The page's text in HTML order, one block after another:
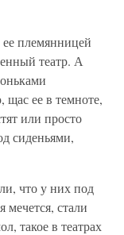
племянницей
театр. А
ее в темноте,
или просто
сиденьями,
что у них под
мечется, стали
такое в театрах